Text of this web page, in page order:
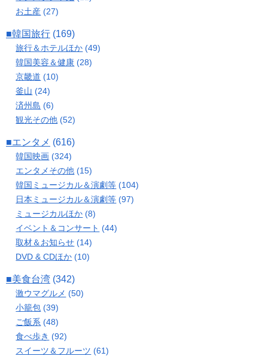
お土産 (27)
■韓国旅行 (169)
旅行＆ホテルほか (49)
韓国美容＆健康 (28)
京畿道 (10)
釜山 (24)
済州島 (6)
観光その他 (52)
■エンタメ (616)
韓国映画 (324)
エンタメその他 (15)
韓国ミュージカル＆演劇等 (104)
日本ミュージカル＆演劇等 (97)
ミュージカルほか (8)
イベント＆コンサート (44)
取材＆お知らせ (14)
DVD & CDほか (10)
■美食台湾 (342)
激ウマグルメ (50)
小籠包 (39)
ご飯系 (48)
食べ歩き (92)
スイーツ＆フルーツ (61)